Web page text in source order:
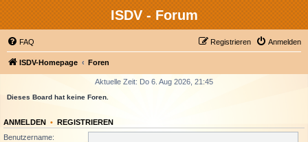
ISDV - Forum
FAQ Anmelden
Registrieren
ISDV-Homepage Foren
Aktuelle Zeit: Do 6. Aug 2026, 21:45
Dieses Board hat keine Foren.
ANMELDEN • REGISTRIEREN
Benutzername: